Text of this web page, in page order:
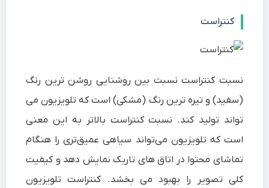
کنتراست
نسبت کنتراست نسبت بین روشنایی روشن ترین رنگ
(سفید) و تیره ترین رنگ (مشکی) است که تلویزیون می
تواند تولید کند. نسبت کنتراست بالاتر به این معنی
است که تلویزیون می‌تواند سیاهی عمیق‌تری را هنگام
تماشای محتوا در اتاق های تاریک نمایش دهد و کیفیت
کلی تصویر را بهبود می بخشد. کنتراست تلویزیون